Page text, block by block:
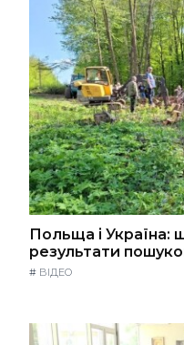
Польща і Україна:
результати
# ВІДЕО